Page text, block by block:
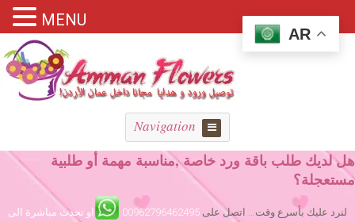
Navigation
هل لديك طلب باقة ورد خاصة ,مناسبة مهمة أو طلبية
مستعجلة؟
لنرد عليك بأسرع وقت... اتصل على 00962796462495
او تحدث مباشرة الى
AR
MENU